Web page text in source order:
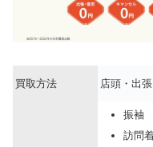
買取方法 店頭・出
振袖
訪問